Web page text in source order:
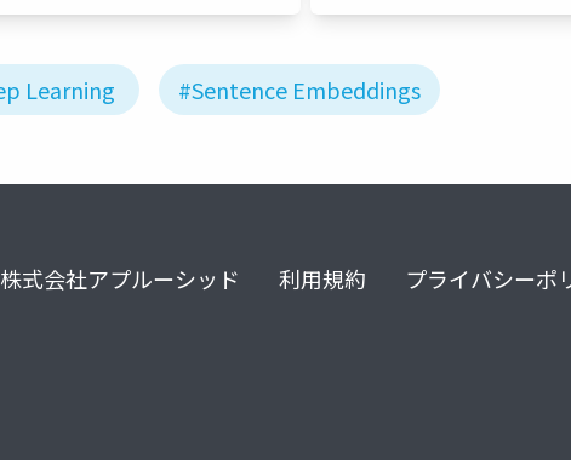
Learning #Sentence Embeddings
式会社アプルーシッド 利用規約 プライバシーポ